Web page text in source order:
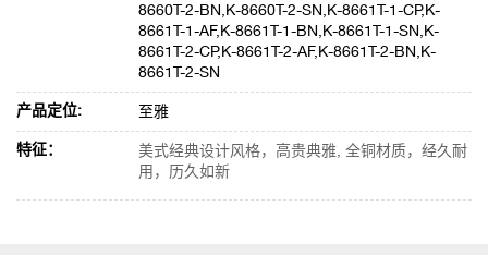
8660T-2-BN,K-8660T-2-SN,K-8661T-1-CP,K-
8661T-1-AF,K-8661T-1-BN,K-8661T-1-SN,K-
8661T-2-CP,K-8661T-2-AF,K-8661T-2-BN,K-
8661T-2-SN
产品定位: 至雅
特征：
美式经典设计风格，高贵典雅, 全铜材质，经久耐
用，历久如新